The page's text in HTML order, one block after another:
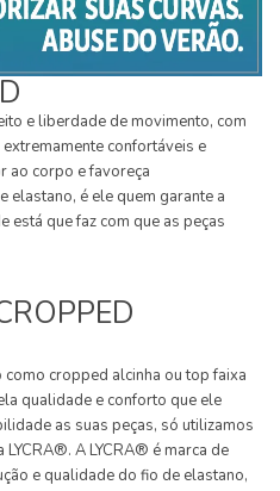
e liberdade de movimento, com
confortáveis e
ao corpo e favoreça
elastano, é ele quem garante a
está que faz com que as peças
cropped alcinha ou top faixa
qualidade e conforto que ele
as suas peças, só utilizamos
A LYCRA® é marca de
e qualidade do fio de elastano,